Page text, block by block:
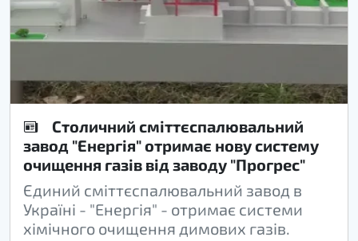
Столичний сміттєспалювальний
завод "Енергія" отримає нову систему
очищення газів від заводу "Прогрес"
Єдиний сміттєспалювальний завод в
Україні - "Енергія" - отримає системи
хімічного очищення димових газів.